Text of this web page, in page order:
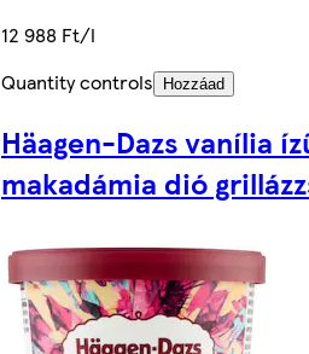
12 988 Ft/l
Quantity controls
Hozzáad
Häagen-Dazs vanília
makadámia dió